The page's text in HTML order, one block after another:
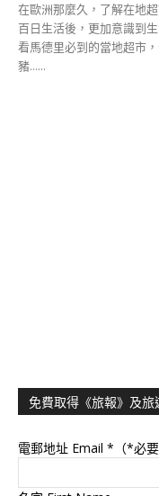
在歐洲那麼久，了解在地
百日生活後，更加意識到
看馬德里必到的當地超市
豬......
免費取得《旅報》及旅
電郵地址 Email *（*必要